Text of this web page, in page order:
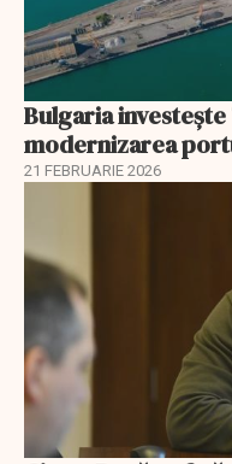
Bulgaria
modernizarea
21 FEBRUARIE 2026